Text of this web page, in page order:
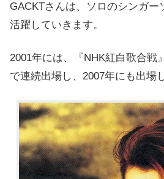
GACKTさんは、ソロのシンガー
活躍していきます。
2001年には、『NHK紅白歌合戦
で連続出場し、2007年にも出場